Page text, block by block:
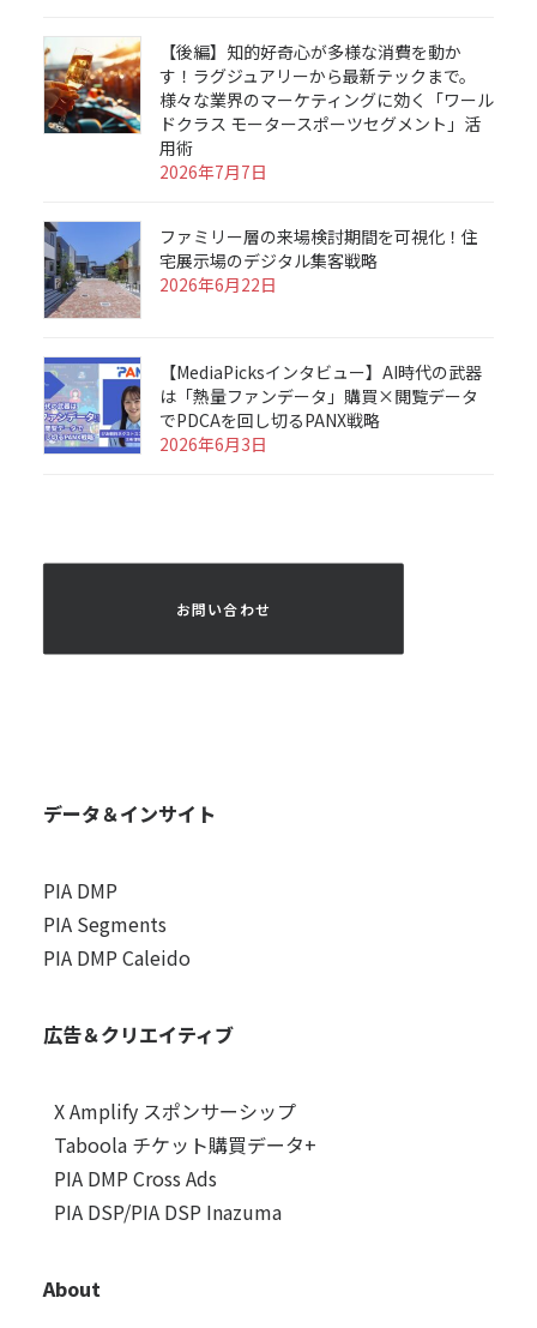
【後編】知的好奇心が多様な消費を動か
す！ラグジュアリーから最新テックまで。
様々な業界のマーケティングに効く「ワール
ドクラス モータースポーツセグメント」活
用術
2026年7月7日
ファミリー層の来場検討期間を可視化！住
宅展示場のデジタル集客戦略
2026年6月22日
【MediaPicksインタビュー】AI時代の武器
は「熱量ファンデータ」購買×閲覧データ
でPDCAを回し切るPANX戦略
2026年6月3日
お問い合わせ
データ＆インサイト
PIA DMP
PIA Segments
PIA DMP Caleido
広告＆クリエイティブ
X Amplify スポンサーシップ
Taboola チケット購買データ+
PIA DMP Cross Ads
PIA DSP/PIA DSP Inazuma
About